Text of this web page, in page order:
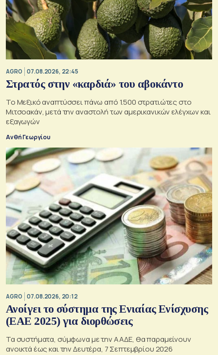
AGRO 07.08.2026, 22:45
Στρατός στην «καρδιά» του αβοκάντο
Το Μεξικό αναπτύσσει πάνω από 1.500 στρατιώτες στο
Μιτσοακάν, μετά την αναστολή των αμερικανικών ελέγχων και
εξαγωγών
Ανθή Γεωργίου
AGRO 07.08.2026, 20:12
Ανοίγει το σύστημα της Ενιαίας Ενίσχυσης
(ΕΑΕ 2025) για διορθώσεις
Τα συστήματα, σύμφωνα με την ΑΑΔΕ, θα παραμείνουν
ανοικτά έως και την Δευτέρα, 7 Σεπτεμβρίου 2026